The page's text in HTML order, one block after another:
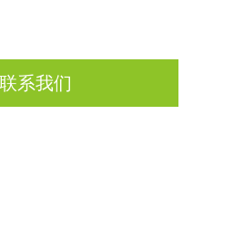
联系我们